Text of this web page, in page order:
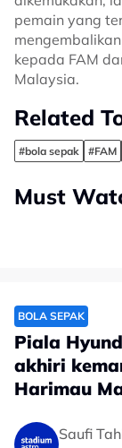
pemain yang
kepada FAM
Malaysia.
Related
#bola sepak #FAM
Must
BOLA SEPAK
Piala
akhiri
Harimau
Saufi